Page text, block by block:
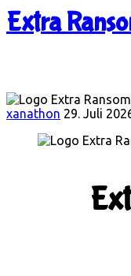
Extra
xanathon 29. Juli